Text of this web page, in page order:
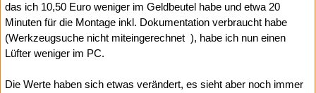
das ich 10,50 Euro weniger im Geldbeutel habe und etwa 20
Minuten für die Montage inkl. Dokumentation verbraucht habe
(Werkzeugsuche nicht miteingerechnet ), habe ich nun einen
Lüfter weniger im PC.
Die Werte haben sich etwas verändert, es sieht aber noch immer